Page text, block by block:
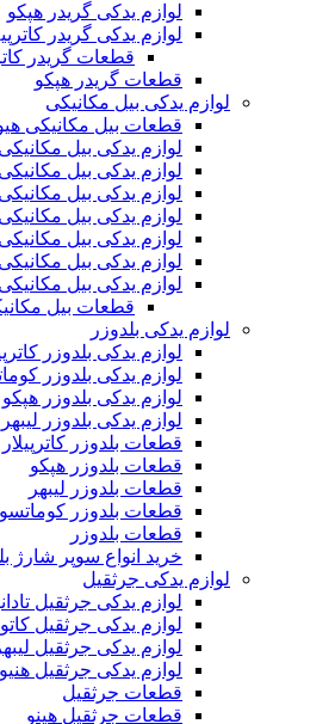
لوازم یدکی گریدر هپکو
لوازم یدکی گریدر کاترپیلار
قطعات گریدر کاترپیلار
قطعات گریدر هپکو
لوازم یدکی بیل مکانیکی
قطعات بیل مکانیکی هیوندا
لوازم یدکی بیل مکانیکی هپکو
لوازم یدکی بیل مکانیکی ولوو
لوازم یدکی بیل مکانیکی کوماتسو
لوازم یدکی بیل مکانیکی اطلس
لوازم یدکی بیل مکانیکی دوسان
لوازم یدکی بیل مکانیکی زوملاین
لوازم یدکی بیل مکانیکی کاترپیلار
قطعات بیل مکانیکی
لوازم یدکی بلدوزر
لوازم یدکی بلدوزر کاترپیلار
لوازم یدکی بلدوزر کوماتسو
لوازم یدکی بلدوزر هپکو
لوازم یدکی بلدوزر لیبهر
قطعات بلدوزر کاترپیلار
قطعات بلدوزر هپکو
قطعات بلدوزر لیبهر
قطعات بلدوزر کوماتسو
قطعات بلدوزر
خرید انواع سوپر شارژ بلدوزر
لوازم یدکی جرثقیل
لوازم یدکی جرثقیل تادانو
لوازم یدکی جرثقیل کاتو
لوازم یدکی جرثقیل لیبهر
لوازم یدکی جرثقیل هنیو
قطعات جرثقیل
قطعات جرثقیل هینو